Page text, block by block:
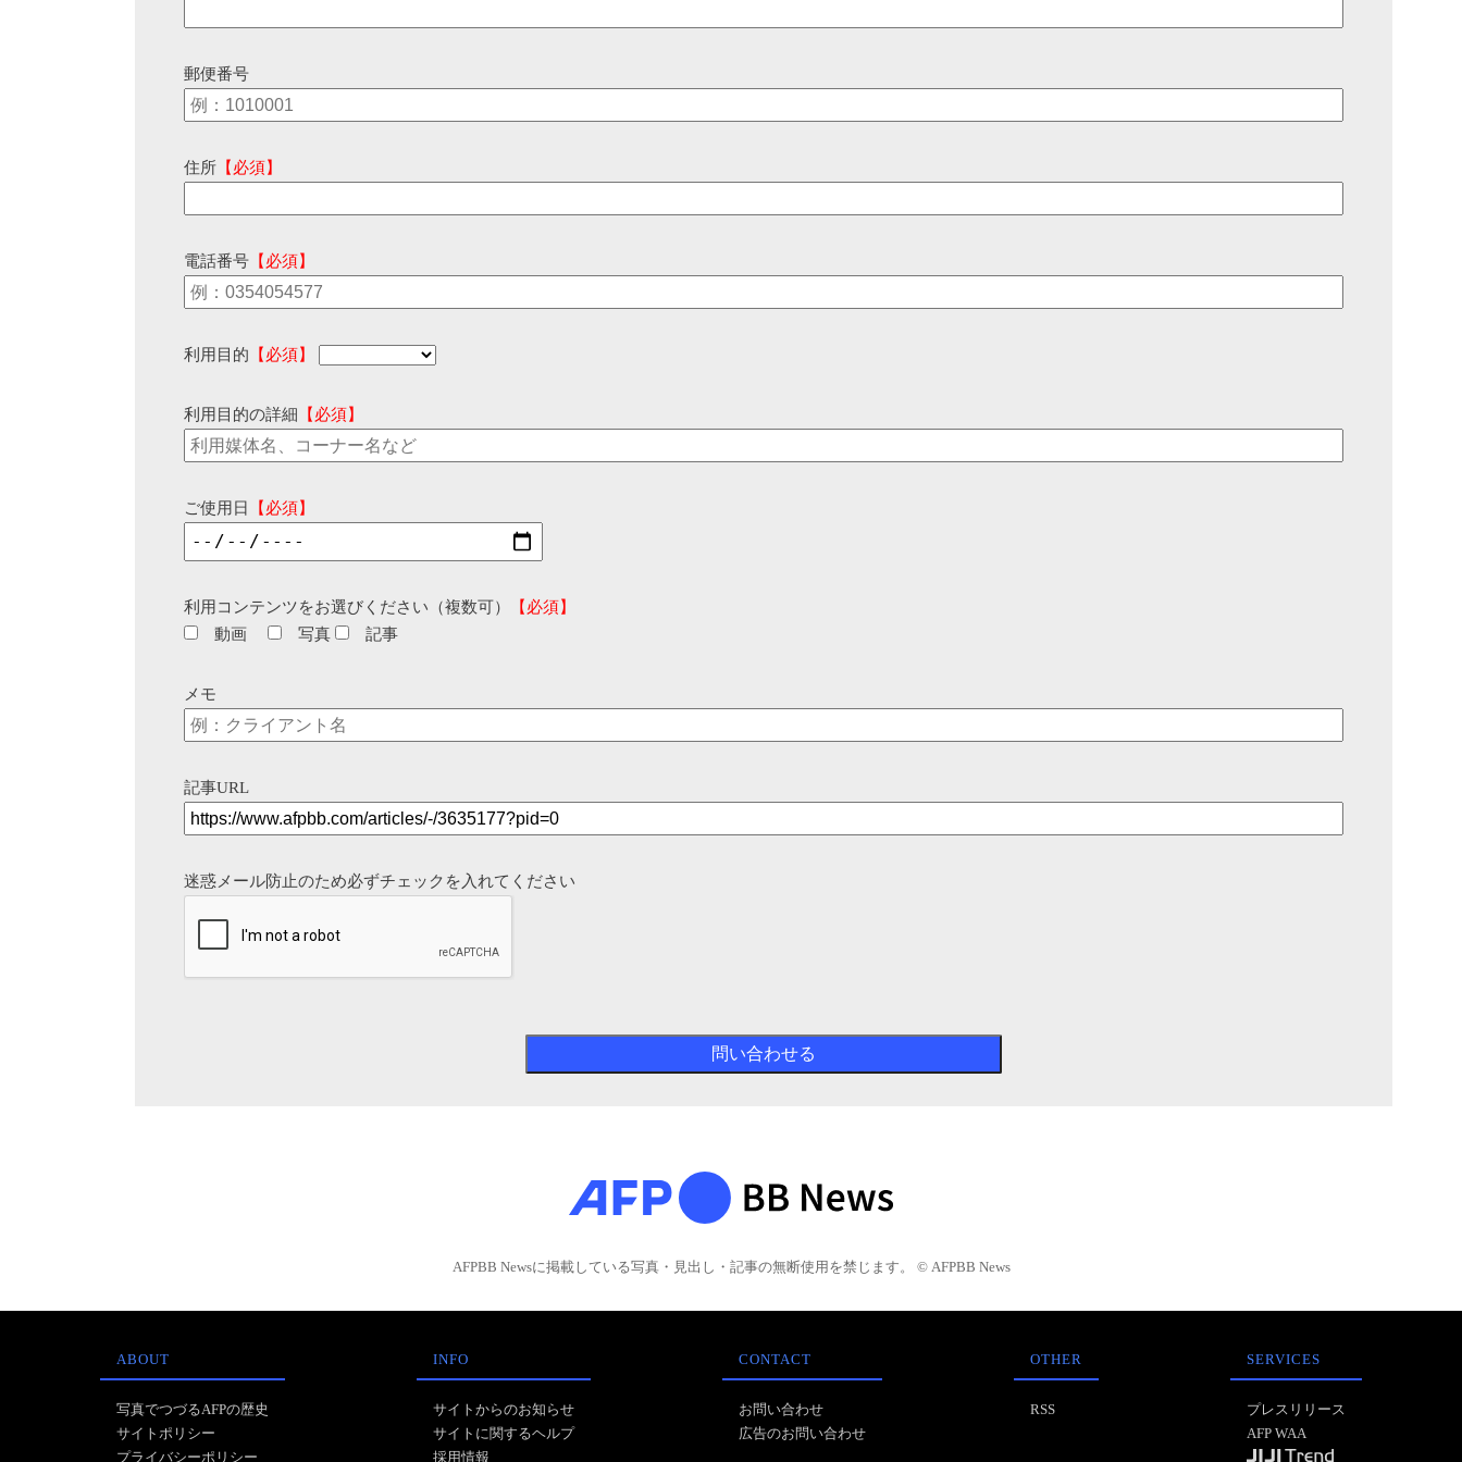
郵便番号
住所 【必須】
電話番号 【必須】
利用目的 【必須】
利用目的の詳細 【必須】
ご使用日 【必須】
利用コンテンツをお選びください（複数可）
【必須】
動画
写真 記事
メモ
記事URL
迷惑メール防止のため必ずチェックを入れてください
AFPBB Newsに掲載している写真・見出し・記事の無断使用を禁じます。 © AFPBB News
ABOUT
写真でつづるAFPの歴史
サイトポリシー
プライバシーポリシー
INFO
サイトからのお知らせ
サイトに関するヘルプ
採用情報
CONTACT
お問い合わせ
広告のお問い合わせ
OTHER
RSS
SERVICES
プレスリリース
AFP WAA